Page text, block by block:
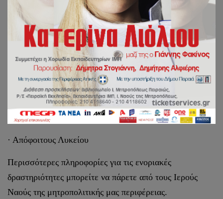
· Παιδιά προσχολικής ηλικίας, με τμήματα κατήχησης
και δημιουργικής απασχόλησης
· Παιδιά του Δημοτικού σχολείου, με πολλές
δραστηριότητες
· Μαθητές και μαθήτριες Γυμνασίου
· Μαθητές και μαθήτριες Λυκείου, με θέματα
πνευματικού και κοινωνικού προβληματισμού
· Απόφοιτους Λυκείου
Περισσότερες πληροφορίες για τις ενοριακές
δραστηριότητες μπορείτε να πάρετε από τους Ιερούς
Ναούς της μητροπολιτικής μας περιφέρειας.